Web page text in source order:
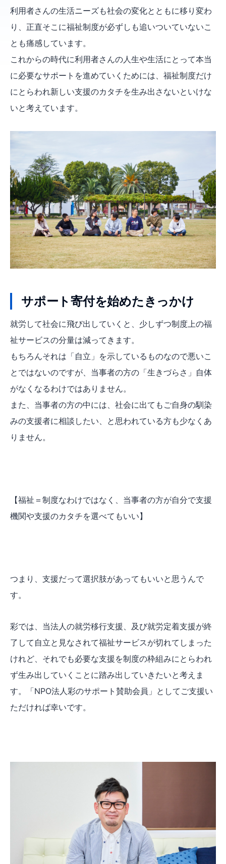
利用者さんの生活ニーズも社会の変化とともに移り変わ
り、正直そこに福祉制度が必ずしも追いついていないこ
とも痛感しています。
これからの時代に利用者さんの人生や生活にとって本当
に必要なサポートを進めていくためには、福祉制度だけ
にとらわれ新しい支援のカタチを生み出さないといけな
いと考えています。
サポート寄付を始めたきっかけ
就労して社会に飛び出していくと、少しずつ制度上の福
祉サービスの分量は減ってきます。
もちろんそれは「自立」を示しているものなので悪いこ
とではないのですが、当事者の方の「生きづらさ」自体
がなくなるわけではありません。
また、当事者の方の中には、社会に出てもご自身の馴染
みの支援者に相談したい、と思われている方も少なくあ
りません。
【福祉＝制度なわけではなく、当事者の方が自分で支援
機関や支援のカタチを選べてもいい】
つまり、支援だって選択肢があってもいいと思うんで
す。
彩では、当法人の就労移行支援、及び就労定着支援が終
了して自立と見なされて福祉サービスが切れてしまった
けれど、それでも必要な支援を制度の枠組みにとらわれ
ず生み出していくことに踏み出していきたいと考えま
す。「NPO法人彩のサポート賛助会員」としてご支援い
ただければ幸いです。